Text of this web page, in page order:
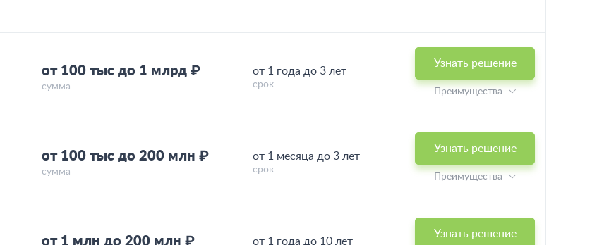
от 100 тыс до 1 млрд ₽
сумма
от 1 года до 3 лет
срок
Узнать решение
Преимущества
от 100 тыс до 200 млн ₽
сумма
от 1 месяца до 3 лет
срок
Узнать решение
Преимущества
от 1 млн до 200 млн ₽ от 1 года до 10 лет
Узнать решение